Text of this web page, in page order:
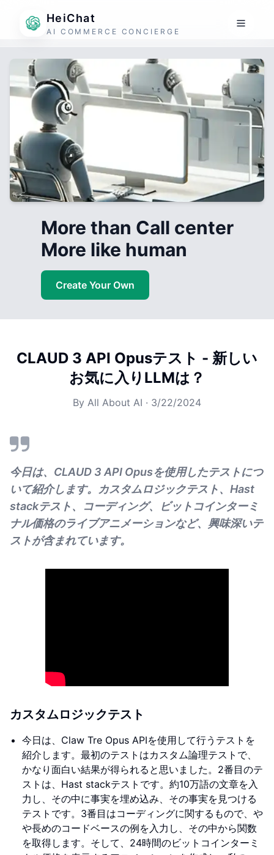
HeiChat
AI COMMERCE CONCIERGE
More than Call center
More like human
Create Your Own
CLAUD 3 API Opusテスト - 新しい
お気に入りLLMは？
By All About AI · 3/22/2024
今日は、CLAUD 3 API Opusを使用したテストにつ
いて紹介します。カスタムロジックテスト、Hast
stackテスト、コーディング、ビットコインターミ
ナル価格のライブアニメーションなど、興味深いテ
ストが含まれています。
カスタムロジックテスト
今日は、Claw Tre Opus APIを使用して行うテストを
紹介します。最初のテストはカスタム論理テストで、
かなり面白い結果が得られると思いました。2番目のテ
ストは、Hast stackテストです。約10万語の文章を入
力し、その中に事実を埋め込み、その事実を見つける
テストです。3番目はコーディングに関するもので、や
や長めのコードベースの例を入力し、その中から関数
を取得します。そして、24時間のビットコインターミ